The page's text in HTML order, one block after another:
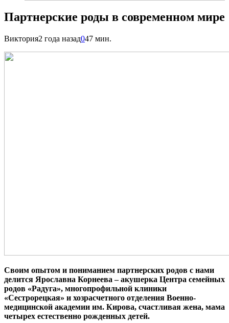
Партнерские роды в современном мире
Виктория2 года назад047 мин.
Своим опытом и пониманием партнерских родов с нами
делится Ярославна Корнеева –акушерка Центра семейных
родов «Радуга», многопрофильной клиники
«Сестрорецкая» и хозрасчетного отделения Военно-
медицинской академии им. Кирова, счастливая жена, мама
четырех естественно рожденных детей.